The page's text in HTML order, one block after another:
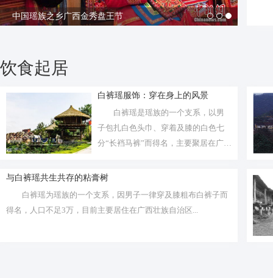
中国瑶族之乡广西金秀盘王节
饮食起居
白裤瑶服饰：穿在身上的风景
白裤瑶是瑶族的一个支系，以男
子包扎白色头巾、穿着及膝的白色七
分“长裆马裤”而得名，主要聚居在广西
与白裤瑶共生共存的粘膏树
白裤瑶为瑶族的一个支系，因男子一律穿及膝粗布白裤子而
得名，人口不足3万，目前主要居住在广西壮族自治区...